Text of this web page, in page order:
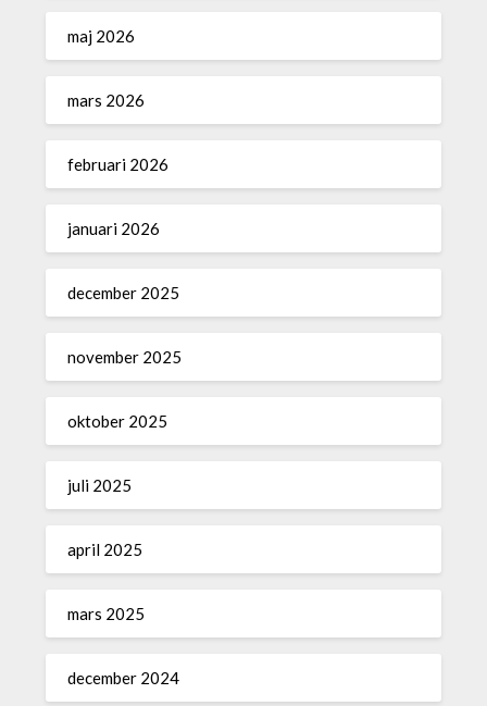
maj 2026
mars 2026
februari 2026
januari 2026
december 2025
november 2025
oktober 2025
juli 2025
april 2025
mars 2025
december 2024